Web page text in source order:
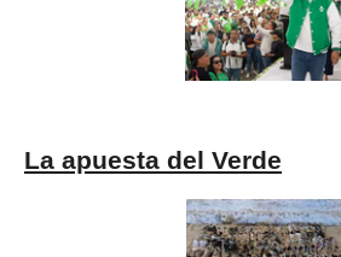
La apuesta del Verde